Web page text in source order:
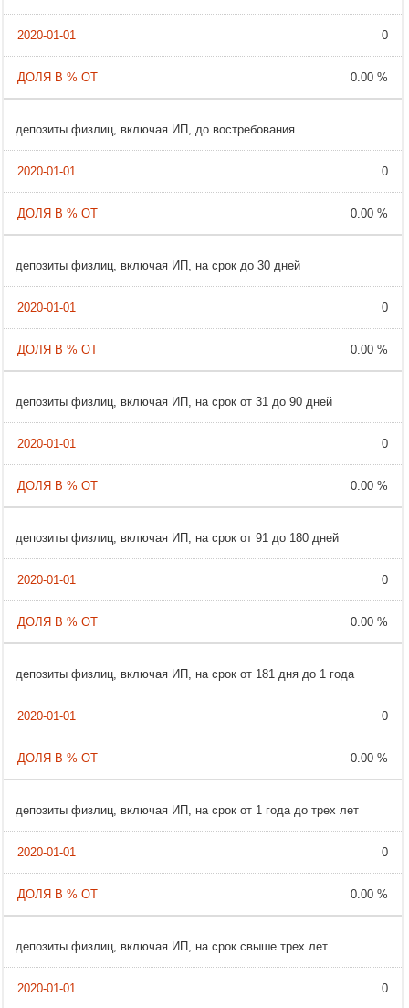
0
0.00 %
депозиты физлиц, включая ИП, до востребования
0
0.00 %
депозиты физлиц, включая ИП, на срок до 30 дней
0
0.00 %
депозиты физлиц, включая ИП, на срок от 31 до 90 дней
0
0.00 %
депозиты физлиц, включая ИП, на срок от 91 до 180 дней
0
0.00 %
депозиты физлиц, включая ИП, на срок от 181 дня до 1 года
0
0.00 %
депозиты физлиц, включая ИП, на срок от 1 года до трех лет
0
0.00 %
депозиты физлиц, включая ИП, на срок свыше трех лет
0